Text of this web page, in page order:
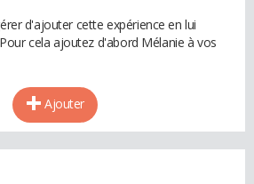
d'ajouter cette expérience en lui
cela ajoutez d'abord Mélanie à vos
Ajouter